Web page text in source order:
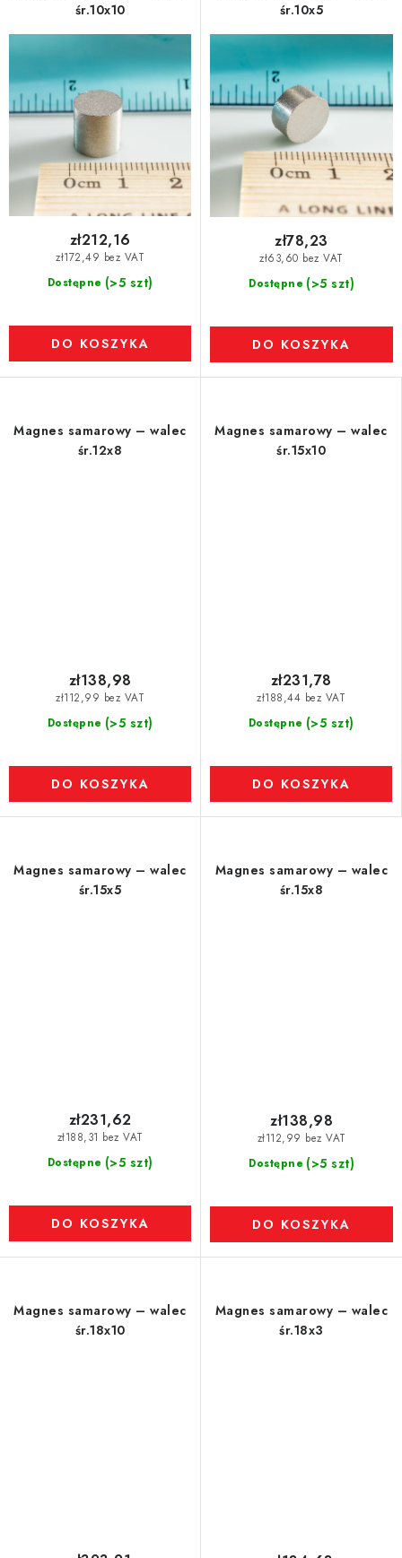
śr.10x10
Dostępne (>5 szt)
zł172,49 bez VAT
zł212,16
DO KOSZYKA
śr.10x5
Dostępne (>5 szt)
zł63,60 bez VAT
zł78,23
DO KOSZYKA
Magnes samarowy – walec
śr.12x8
Dostępne (>5 szt)
zł112,99 bez VAT
zł138,98
DO KOSZYKA
Magnes samarowy – walec
śr.15x10
Dostępne (>5 szt)
zł188,44 bez VAT
zł231,78
DO KOSZYKA
Magnes samarowy – walec
śr.15x5
Dostępne (>5 szt)
zł188,31 bez VAT
zł231,62
DO KOSZYKA
Magnes samarowy – walec
śr.15x8
Dostępne (>5 szt)
zł112,99 bez VAT
zł138,98
DO KOSZYKA
Magnes samarowy – walec
śr.18x10
Magnes samarowy – walec
śr.18x3